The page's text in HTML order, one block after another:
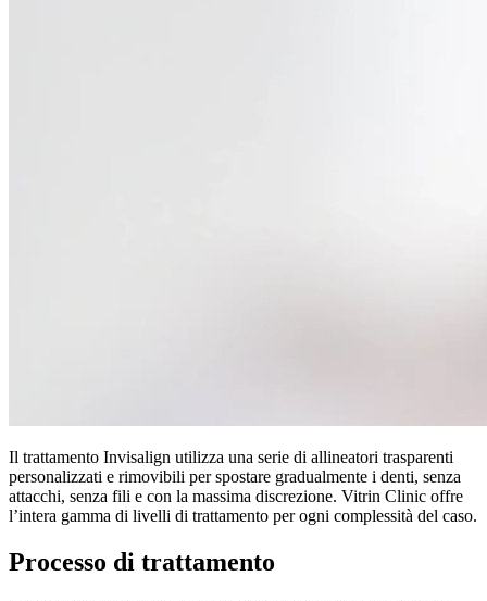
Il trattamento Invisalign utilizza una serie di allineatori trasparenti
personalizzati e rimovibili per spostare gradualmente i denti, senza
attacchi, senza fili e con la massima discrezione. Vitrin Clinic offre
l’intera gamma di livelli di trattamento per ogni complessità del caso.
Processo di trattamento